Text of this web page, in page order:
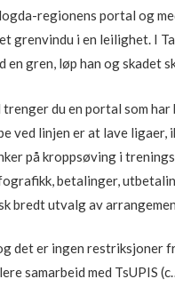
regionens portal og
grenvindu i en leilighet. I
en gren, løp han og
du en portal som
ved linjen er at lave
på kroppsøving i
betalinger,
bredt utvalg av
det er ingen restriksjoner
samarbeid med TsUPIS